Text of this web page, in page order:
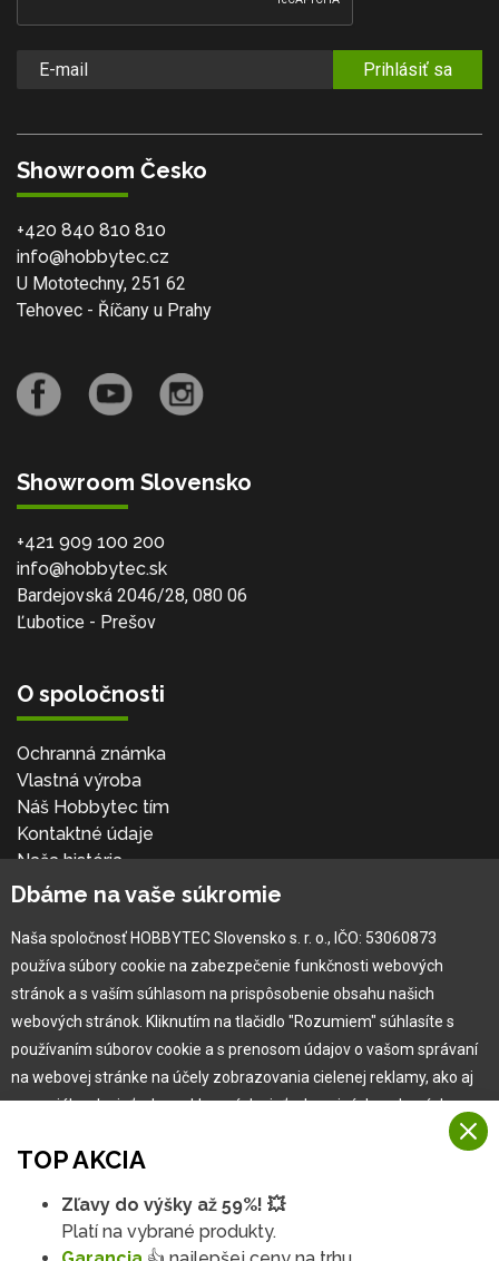
Prihlásiť sa
Showroom Česko
+420 840 810 810
info@hobbytec.cz
U Mototechny, 251 62
Tehovec - Říčany u Prahy
Showroom Slovensko
+421 909 100 200
info@hobbytec.sk
Bardejovská 2046/28, 080 06
Ľubotice - Prešov
O spoločnosti
Ochranná známka
Vlastná výroba
Náš Hobbytec tím
Kontaktné údaje
Naša história
Kariéra
Pre zákazníka
Garancia najlepšej ceny
Užívateľský manuál
Obchodné podmienky
Zákazník & partner
Novinky
TOP AKCIA
Zľavy do výšky až 59%! 💥
Platí na vybrané produkty.
Dbáme na vaše súkromie
Naša spoločnosť HOBBYTEC Slovensko s. r. o., IČO: 53060873
používa súbory cookie na zabezpečenie funkčnosti webových
stránok a s vaším súhlasom na prispôsobenie obsahu našich
webových stránok. Kliknutím na tlačidlo "Rozumiem" súhlasíte s
používaním súborov cookie a s prenosom údajov o vašom správaní
na webovej stránke na účely zobrazovania cielenej reklamy, ako aj
na sociálnych sieťach a reklamných sieťach na iných webových
Viac informácií
Na našich webových stránkach používame niekoľko kategórií
Rozumiem